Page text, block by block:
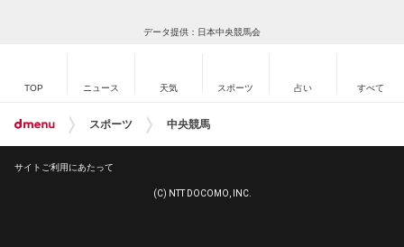
データ提供：日本中央競馬会
TOP ニュース 天気 スポーツ 占い すべて
スポーツ 中央競馬
サイトご利用にあたって
(C) NTT DOCOMO, INC.